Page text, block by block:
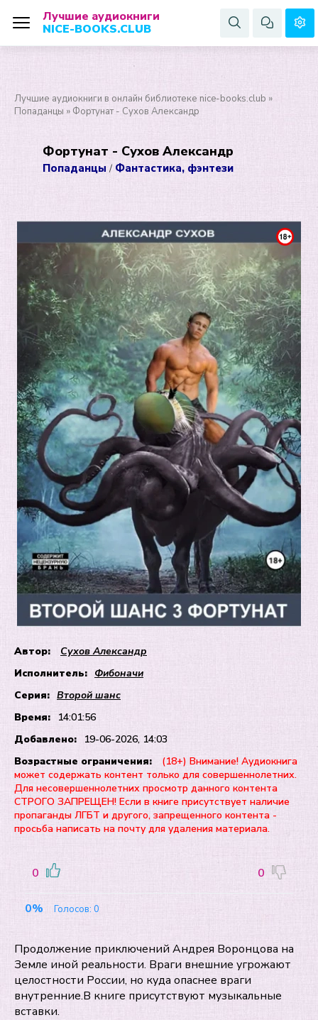
Лучшие аудиокниги
NICE-BOOKS.CLUB
Лучшие аудиокниги в онлайн библиотеке nice-books.club »
Попаданцы » Фортунат - Сухов Александр
Фортунат - Сухов Александр
Попаданцы / Фантастика, фэнтези
Автор:
Сухов Александр
Исполнитель: Фибоначи
Серия: Второй шанс
Время:
14:01:56
Добавлено:
19-06-2026, 14:03
Возрастные ограничения:
(18+) Внимание! Аудиокнига
может содержать контент только для совершеннолетних.
Для несовершеннолетних просмотр данного контента
СТРОГО ЗАПРЕЩЕН! Если в книге присутствует наличие
пропаганды ЛГБТ и другого, запрещенного контента -
просьба написать на почту для удаления материала.
0 0
0% Голосов: 0
Продолжение приключений Андрея Воронцова на
Земле иной реальности. Враги внешние угрожают
целостности России, но куда опаснее враги
внутренние.В книге присутствуют музыкальные
вставки.